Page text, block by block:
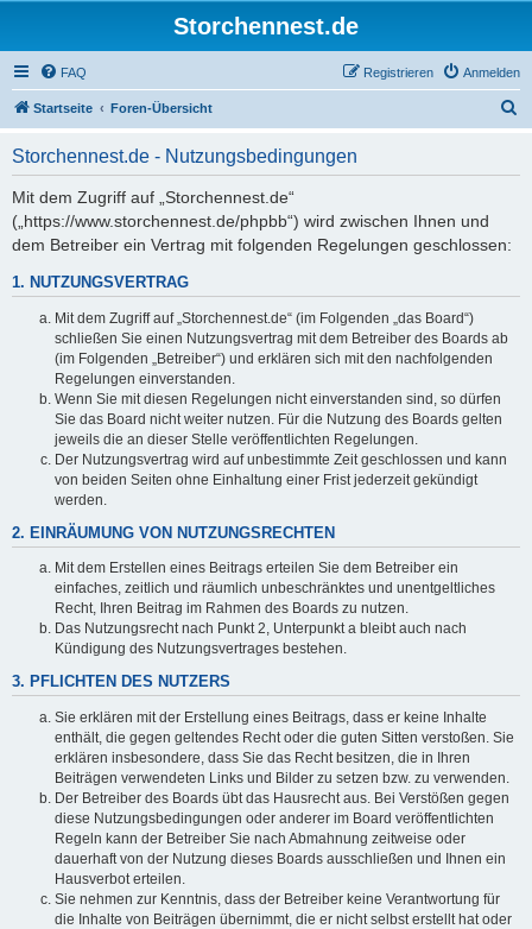
Storchennest.de
FAQ Anmelden
Registrieren
Startseite Foren-Übersicht
Storchennest.de - Nutzungsbedingungen
Mit dem Zugriff auf „Storchennest.de“
(„https://www.storchennest.de/phpbb“) wird zwischen Ihnen und
dem Betreiber ein Vertrag mit folgenden Regelungen geschlossen:
1. NUTZUNGSVERTRAG
Mit dem Zugriff auf „Storchennest.de“ (im Folgenden „das Board“)
schließen Sie einen Nutzungsvertrag mit dem Betreiber des Boards ab
(im Folgenden „Betreiber“) und erklären sich mit den nachfolgenden
Regelungen einverstanden.
Wenn Sie mit diesen Regelungen nicht einverstanden sind, so dürfen
Sie das Board nicht weiter nutzen. Für die Nutzung des Boards gelten
jeweils die an dieser Stelle veröffentlichten Regelungen.
Der Nutzungsvertrag wird auf unbestimmte Zeit geschlossen und kann
von beiden Seiten ohne Einhaltung einer Frist jederzeit gekündigt
werden.
2. EINRÄUMUNG VON NUTZUNGSRECHTEN
Mit dem Erstellen eines Beitrags erteilen Sie dem Betreiber ein
einfaches, zeitlich und räumlich unbeschränktes und unentgeltliches
Recht, Ihren Beitrag im Rahmen des Boards zu nutzen.
Das Nutzungsrecht nach Punkt 2, Unterpunkt a bleibt auch nach
Kündigung des Nutzungsvertrages bestehen.
3. PFLICHTEN DES NUTZERS
Sie erklären mit der Erstellung eines Beitrags, dass er keine Inhalte
enthält, die gegen geltendes Recht oder die guten Sitten verstoßen. Sie
erklären insbesondere, dass Sie das Recht besitzen, die in Ihren
Beiträgen verwendeten Links und Bilder zu setzen bzw. zu verwenden.
Der Betreiber des Boards übt das Hausrecht aus. Bei Verstößen gegen
diese Nutzungsbedingungen oder anderer im Board veröffentlichten
Regeln kann der Betreiber Sie nach Abmahnung zeitweise oder
dauerhaft von der Nutzung dieses Boards ausschließen und Ihnen ein
Hausverbot erteilen.
Sie nehmen zur Kenntnis, dass der Betreiber keine Verantwortung für
die Inhalte von Beiträgen übernimmt, die er nicht selbst erstellt hat oder